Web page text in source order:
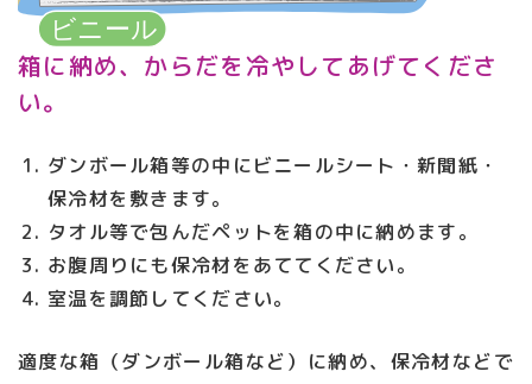
箱に納め、からだを冷やしてあげてくださ
い。
ダンボール箱等の中にビニールシート・新聞紙・
保冷材を敷きます。
タオル等で包んだペットを箱の中に納めます。
お腹周りにも保冷材をあててください。
室温を調節してください。
適度な箱（ダンボール箱など）に納め、保冷材などで